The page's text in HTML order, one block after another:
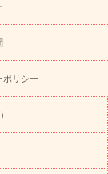
まわり ギフト・プ
花のギフト特集
めランキング
敬
の日 花とセットギ
ト一覧
キャン
ギフト特集
誕生
キキョウ
)
誕生日セット
ポリシー